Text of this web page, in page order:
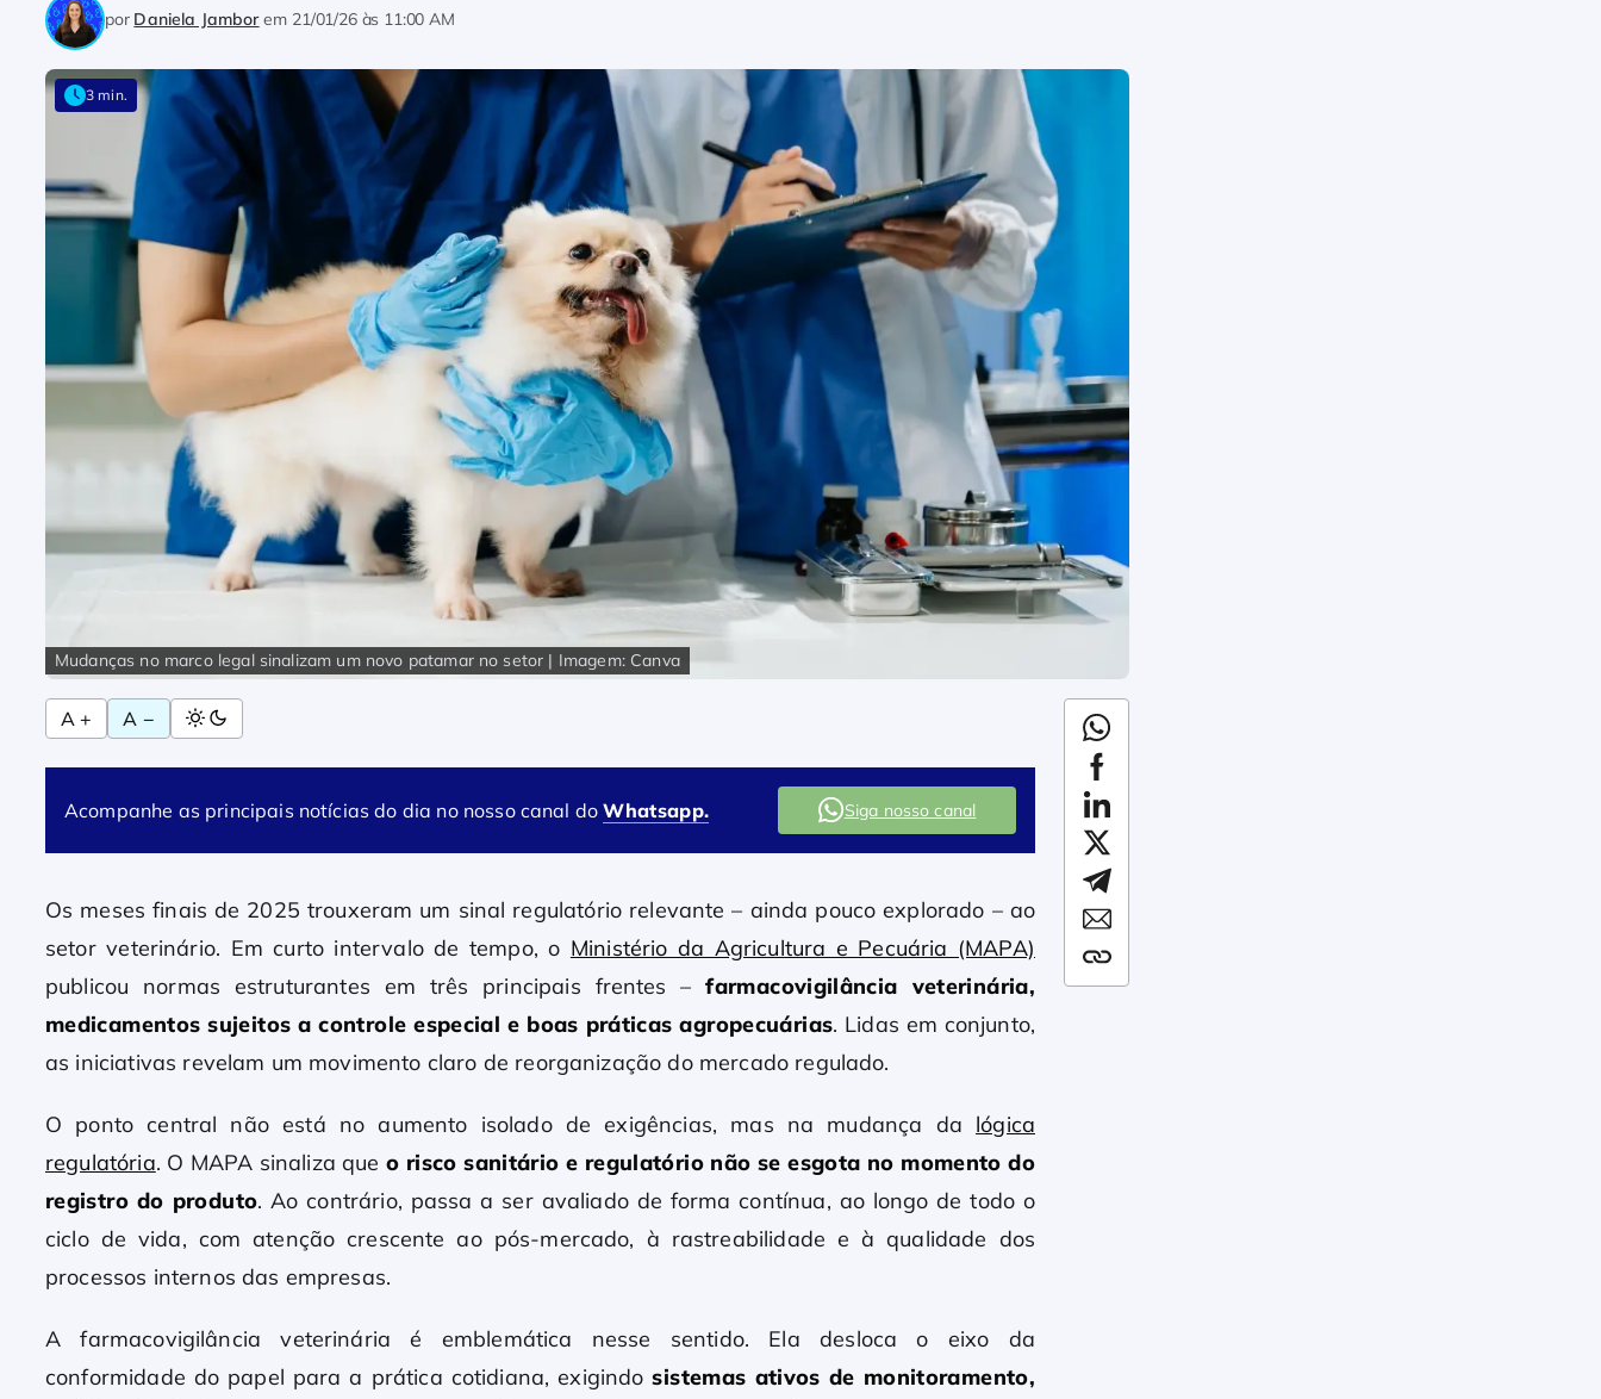
por Daniela Jamborem 21/01/26 às 11:00 AM
Mudanças no marco legal sinalizam um novo patamar no setor | Imagem: Canva
3 min.
A + A −
Acompanhe as principais notícias do dia no nosso canal doWhatsapp. Siga nosso canal
Os meses finais de 2025 trouxeram um sinal regulatório relevante – ainda pouco explorado – ao
setor veterinário. Em curto intervalo de tempo, o Ministério da Agricultura e Pecuária (MAPA)
publicou normas estruturantes em três principais frentes –farmacovigilância veterinária,
medicamentos sujeitos a controle especial e boas práticas agropecuárias. Lidas em conjunto,
as iniciativas revelam um movimento claro de reorganização do mercado regulado.
O ponto central não está no aumento isolado de exigências, mas na mudança da lógica
regulatória. O MAPA sinaliza que o risco sanitário e regulatório não se esgota no momento do
registro do produto. Ao contrário, passa a ser avaliado de forma contínua, ao longo de todo o
ciclo de vida, com atenção crescente ao pós-mercado, à rastreabilidade e à qualidade dos
processos internos das empresas.
A farmacovigilância veterinária é emblemática nesse sentido. Ela desloca o eixo da
conformidade do papel para a prática cotidiana, exigindosistemas ativos de monitoramento,